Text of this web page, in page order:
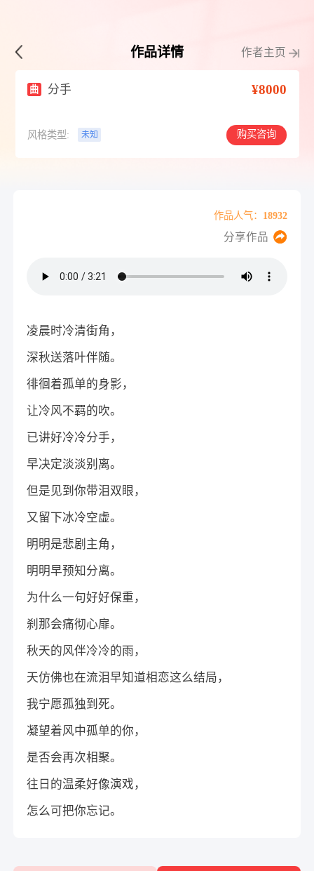
作品详情 作者主页
曲 分手 ¥8000
风格类型: 未知 购买咨询
作品人气：18932
分享作品
凌晨时冷清街角，
深秋送落叶伴随。
徘徊着孤单的身影，
让冷风不羁的吹。
已讲好冷冷分手，
早决定淡淡别离。
但是见到你带泪双眼，
又留下冰冷空虚。
明明是悲剧主角，
明明早预知分离。
为什么一句好好保重，
刹那会痛彻心扉。
秋天的风伴冷冷的雨，
天仿佛也在流泪早知道相恋这么结局，
我宁愿孤独到死。
凝望着风中孤单的你，
是否会再次相聚。
往日的温柔好像演戏，
怎么可把你忘记。